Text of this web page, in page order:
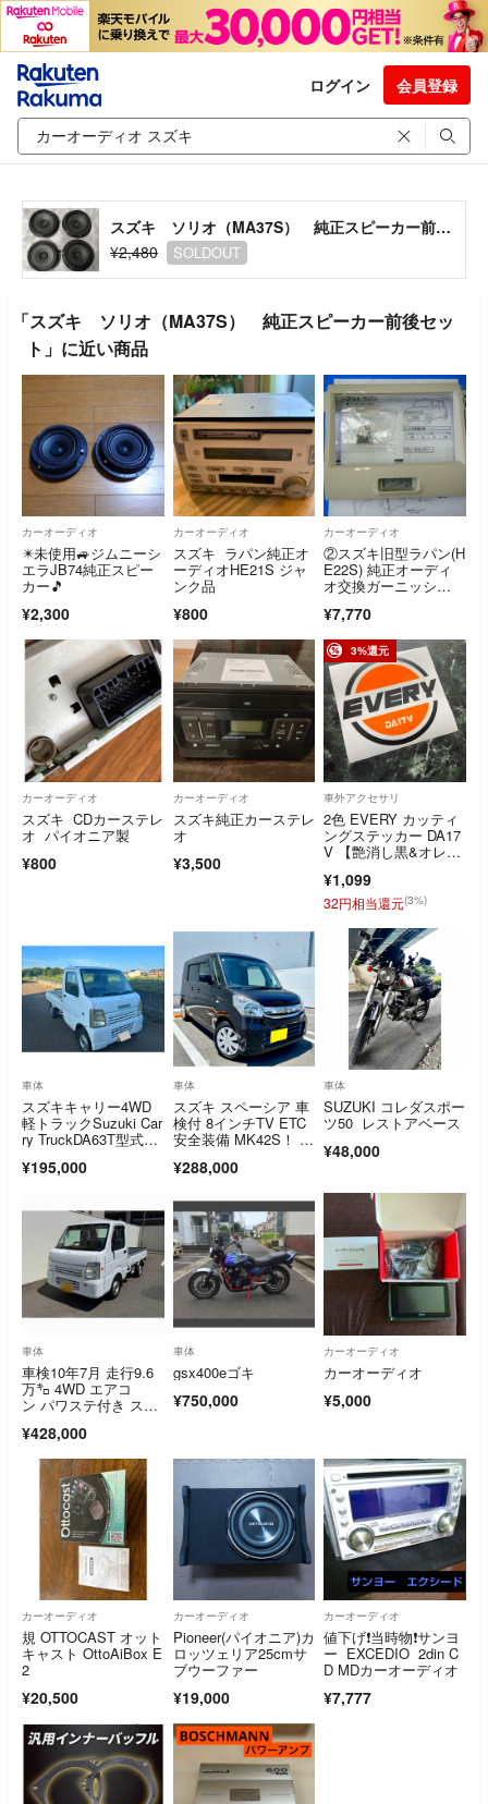
ログイン 会員登録
スズキ ソリオ（MA37S） 純正スピーカー前後セット
¥2,480
SOLDOUT
「スズキ ソリオ（MA37S） 純正スピーカー前後セッ
ト」に近い商品
カーオーディオ
✴️未使用🚙ジムニーシ
エラJB74純正スピー
カー🎵
¥2,300
カーオーディオ
スズキ ラパン純正オ
ーディオHE21S ジャ
ンク品
¥800
カーオーディオ
②スズキ旧型ラパン(H
E22S) 純正オーディ
オ交換ガーニッシ
¥7,770
カーオーディオ
スズキ CDカーステレ
オ パイオニア製
¥800
カーオーディオ
スズキ純正カーステレ
オ
¥3,500
3%還元
車外アクセサリ
2色 EVERY カッティ
ングステッカー DA17
V 【艶消し黒&オレン
可能 エブリイ
¥1,099
32円相当還元(3%)
車体
スズキキャリー4WD
軽トラックSuzuki Car
ry TruckDA63T型式K6
¥195,000
車体
スズキ スペーシア 車
検付 8インチTV ETC
安全装備 MK42S！ 軽
¥288,000
車体
SUZUKI コレダスポー
ツ50 レストアベース
¥48,000
車体
車検10年7月 走行9.6
万㌔ 4WD エアコ
ン パワステ付き スズ
¥428,000
車体
gsx400eゴキ
¥750,000
カーオーディオ
カーオーディオ
¥5,000
カーオーディオ
規 OTTOCAST オット
キャスト OttoAiBox E
2
¥20,500
カーオーディオ
Pioneer(パイオニア)カ
ロッツェリア25cmサ
ブウーファー
¥19,000
カーオーディオ
値下げ❗当時物❗サンヨ
ー EXCEDIO 2din C
D MDカーオーディオ
¥7,777